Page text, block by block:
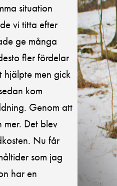
situation
vi titta efter
ge många
fler fördelar
men gick
kom
Genom att
mer. Det blev
Nu får
som jag
har en